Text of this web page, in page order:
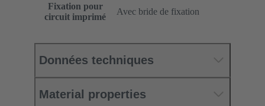
Fixation pour
circuit imprimé
Avec bride de fixation
Données techniques
Material properties